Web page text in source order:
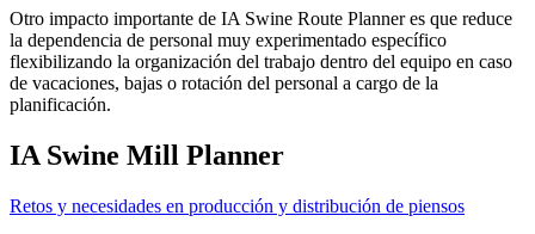
Otro impacto importante de IA Swine Route Planneres que reduce
la dependencia de personal muy experimentado específico
flexibilizando la organización del trabajo dentro del equipo en caso
de vacaciones, bajas o rotación del personal a cargo de la
planificación.
IA Swine Mill Planner
Retos y necesidades en producción y distribución de piensos